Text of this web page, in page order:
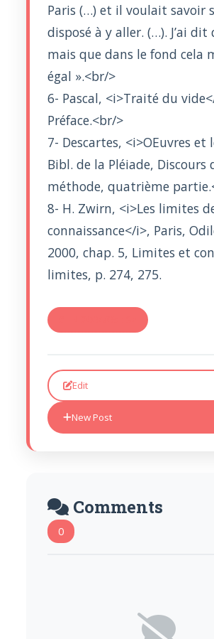
Paris (…) et il voulait savoir
disposé à y aller. (…). J’ai dit
mais que dans le fond cela
égal ».<br/>
6- Pascal, <i>Traité du
Préface.<br/>
7- Descartes, <i>OEuvres et
Bibl. de la Pléiade, Discours
méthode, quatrième
8- H. Zwirn, <i>Les limites
connaissance</i>, Paris,
2000, chap. 5, Limites et
limites, p. 274, 275.
Edit
New Post
Comments
0